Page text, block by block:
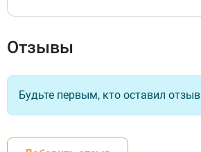
Отзывы
Будьте первым, кто оставил отзыв